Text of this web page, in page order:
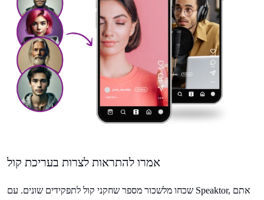
אמרו להתראות לצרות בעריכת קול
שכחו מלשכור מספר שחקני קול לתפקידים שונים. עם Speaktor, אתם